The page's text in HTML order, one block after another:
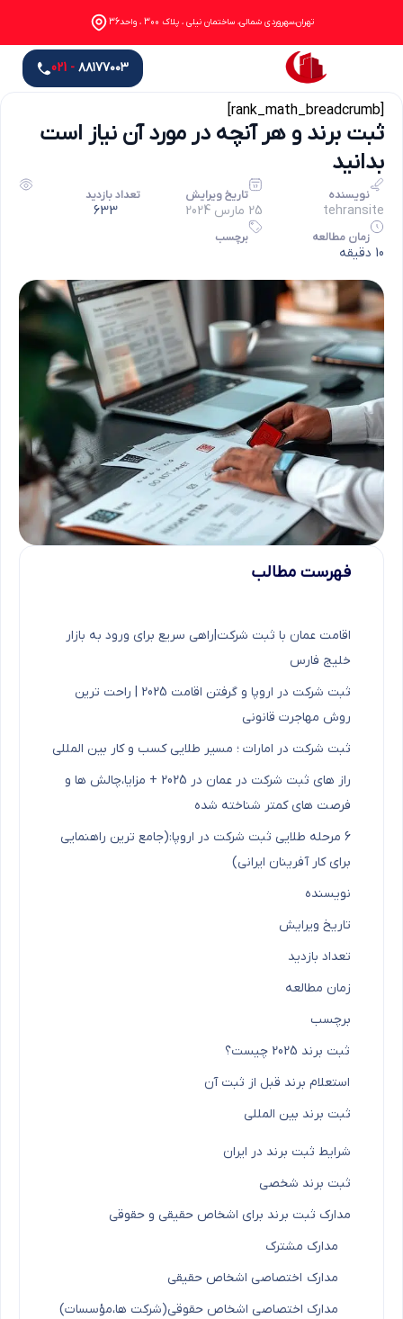
تهران،سهروردی شمالی، ساختمان نیلی ، پلاک 300 ، واحد36
۸۸۱۷۷۰۰۳ - 021
[rank_math_breadcrumb]
ثبت برند و هر آنچه در مورد آن نیاز است
بدانید
نویسنده
tehransite
تاریخ ویرایش
25 مارس 2024
تعداد بازدید
633
زمان مطالعه
10 دقیقه
برچسب
فهرست مطالب
اقامت عمان با ثبت شرکت|راهی سریع برای ورود به بازار
خلیج فارس
ثبت شرکت در اروپا و گرفتن اقامت 2025 | راحت ترین
روش مهاجرت قانونی
ثبت شرکت در امارات ؛ مسیر طلایی کسب و کار بین المللی
راز های ثبت شرکت در عمان در 2025 + مزایا،چالش ها و
فرصت های کمتر شناخته شده
6 مرحله طلایی ثبت شرکت در اروپا:(جامع ترین راهنمایی
برای کار آفرینان ایرانی)
نویسنده
تاریخ ویرایش
تعداد بازدید
زمان مطالعه
برچسب
ثبت برند 2025 چیست؟
استعلام برند قبل از ثبت آن
ثبت برند بین المللی
شرایط ثبت برند در ایران
ثبت برند شخصی
مدارک ثبت برند برای اشخاص حقیقی و حقوقی
مدارک مشترک
مدارک اختصاصی اشخاص حقیقی
مدارک اختصاصی اشخاص حقوقی(شرکت ها،مؤسسات)